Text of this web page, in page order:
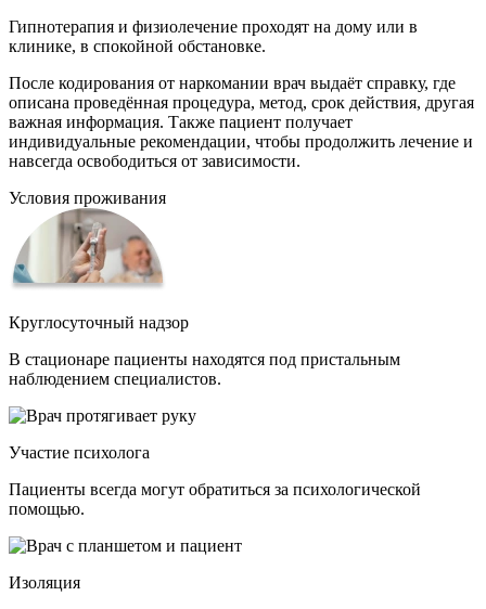
Гипнотерапия и физиолечение проходят на дому или в
клинике, в спокойной обстановке.
После кодирования от наркомании врач выдаёт справку, где
описана проведённая процедура, метод, срок действия, другая
важная информация. Также пациент получает
индивидуальные рекомендации, чтобы продолжить лечение и
навсегда освободиться от зависимости.
Условия проживания
Круглосуточный надзор
В стационаре пациенты находятся под пристальным
наблюдением специалистов.
Участие психолога
Пациенты всегда могут обратиться за психологической
помощью.
Изоляция